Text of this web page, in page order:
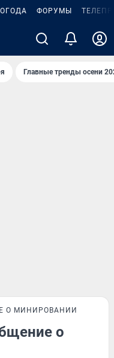
ФОРУМЫ
Главные тренды осени
О МИНИРОВАНИИ
о